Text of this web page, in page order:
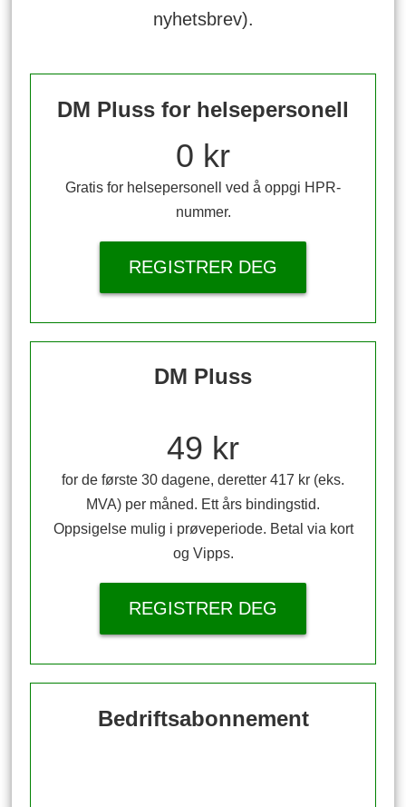
nyhetsbrev).
DM Pluss for helsepersonell
0 kr
Gratis for helsepersonell ved å oppgi HPR-
nummer.
REGISTRER DEG
DM Pluss
49 kr
for de første 30 dagene, deretter 417 kr (eks.
MVA) per måned. Ett års bindingstid.
Oppsigelse mulig i prøveperiode. Betal via kort
og Vipps.
REGISTRER DEG
Bedriftsabonnement